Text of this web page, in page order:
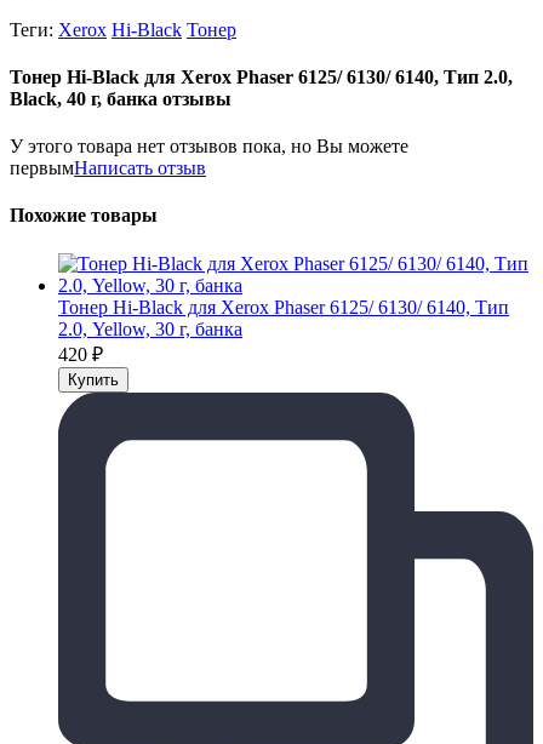
Теги: Xerox Hi-Black Тонер
Тонер Hi-Black для Xerox Phaser 6125/ 6130/ 6140, Тип 2.0,
Black, 40 г, банка отзывы
У этого товара нет отзывов пока, но Вы можете
первымНаписать отзыв
Похожие товары
Тонер Hi-Black для Xerox Phaser 6125/ 6130/ 6140, Тип
2.0, Yellow, 30 г, банка
420 ₽